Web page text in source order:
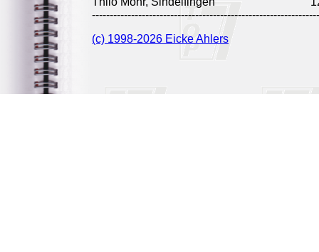
(c) 1998-2026 Eicke Ahlers